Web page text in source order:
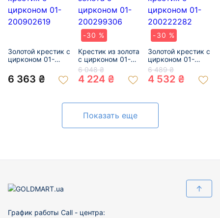
Золотой крестик с
цирконом 01-
6 363 ₴
-30 %
Крестик из золота
с цирконом 01-
200299306
6 048 ₴
4 224 ₴
-30 %
Золотой крестик с
цирконом 01-
200222282
6 489 ₴
4 532 ₴
Показать еще
↑
График работы Call - центра: